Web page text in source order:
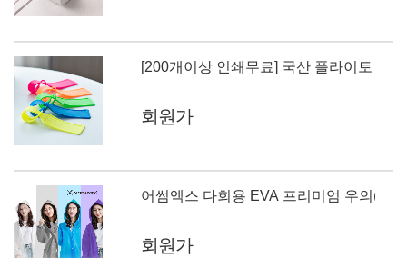
[200개이상 인쇄무료] 국산 플라이토 실
회원가
어썸엑스 다회용 EVA 프리미엄 우의(고
회원가